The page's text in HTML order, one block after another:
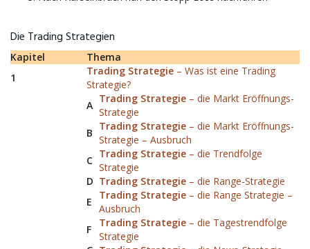
Die Trading Strategien
Kapitel
Thema
1
Trading Strategie – Was ist eine Trading
Strategie?
A
Trading Strategie – die Markt Eröffnungs-
Strategie
B
Trading Strategie – die Markt Eröffnungs-
Strategie – Ausbruch
C
Trading Strategie – die Trendfolge
Strategie
D Trading Strategie – die Range-Strategie
E
Trading Strategie – die Range Strategie –
Ausbruch
F
Trading Strategie – die Tagestrendfolge
Strategie